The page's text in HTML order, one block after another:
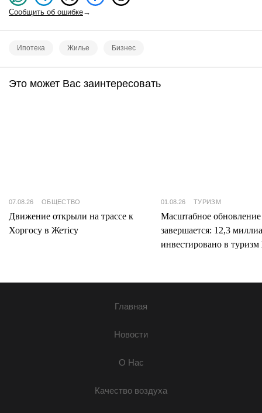
Сообщить об ошибке→
Ипотека Жилье Бизнес
Это может Вас заинтересовать
07.08.26 ОБЩЕСТВО
Движение открыли на трассе к
Хоргосу в Жетісу
01.08.26 ТУРИЗМ
Масштабное
завершается: 12,3
инвестировано в туризм
Главная
Новости
О Нас
Качество воздуха